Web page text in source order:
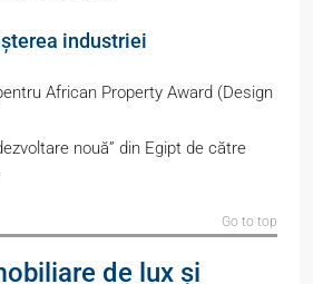
industriei
African Property Award (Design
nouă” din Egipt de către
Go to top
de lux și